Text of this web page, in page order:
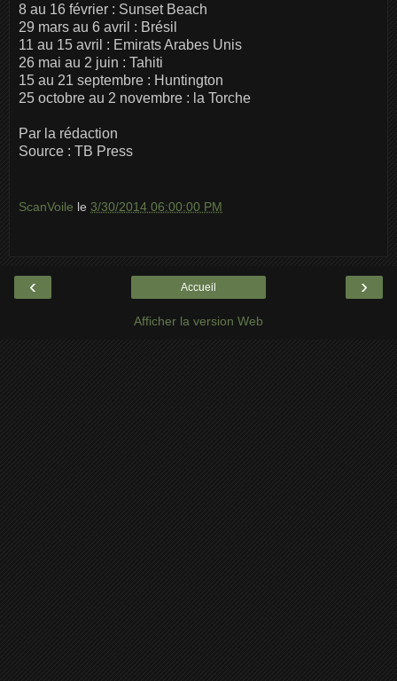
8 au 16 février : Sunset Beach
29 mars au 6 avril : Brésil
11 au 15 avril : Emirats Arabes Unis
26 mai au 2 juin : Tahiti
15 au 21 septembre : Huntington
25 octobre au 2 novembre : la Torche
Par la rédaction
Source : TB Press
ScanVoile le 3/30/2014 06:00:00 PM
‹ ›
Accueil
Afficher la version Web